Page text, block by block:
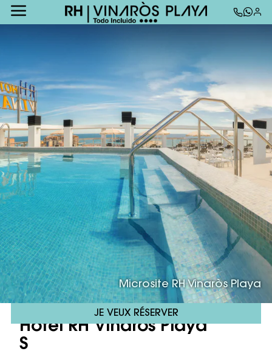
Microsite RH Vinaròs Playa
JE VEUX RÉSERVER
Hotel RH Vinaròs Playa ****
S